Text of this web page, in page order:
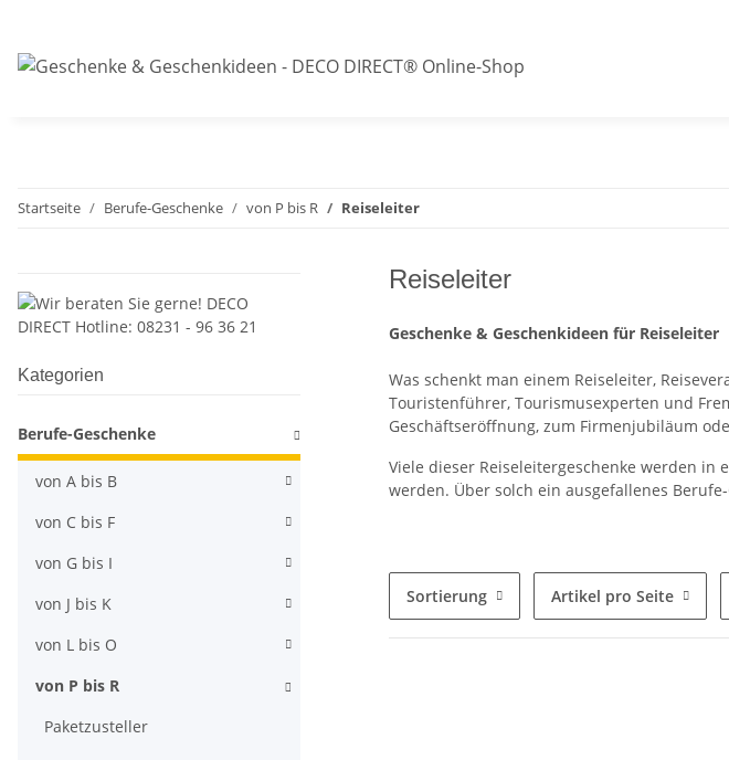
Startseite Berufe-Geschenke von P bis R Reiseleiter
Reiseleiter
Geschenke & Geschenkideen für Reiseleiter
Was schenkt man einem Reiseleiter,
Touristenführer, Tourismusexperten und
Geschäftseröffnung, zum Firmenjubiläum
Viele dieser Reiseleitergeschenke werden
werden. Über solch ein ausgefallenes
Sortierung Artikel pro Seite
Kategorien
Berufe-Geschenke
von A bis B
von C bis F
von G bis I
von J bis K
von L bis O
von P bis R
Paketzusteller